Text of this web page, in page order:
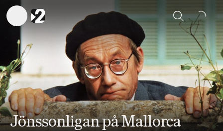
Sök
Jönssonligan på Mallorca